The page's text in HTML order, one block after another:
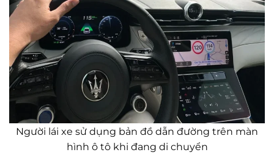
Người lái xe sử dụng bản đồ dẫn đường trên màn
hình ô tô khi đang di chuyển